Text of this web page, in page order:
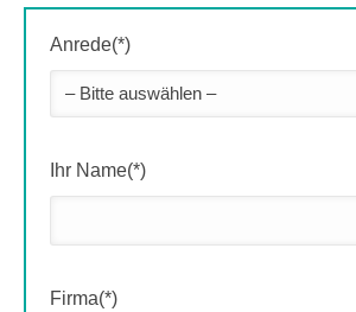
Anrede(*)
Ihr Name(*)
Firma(*)